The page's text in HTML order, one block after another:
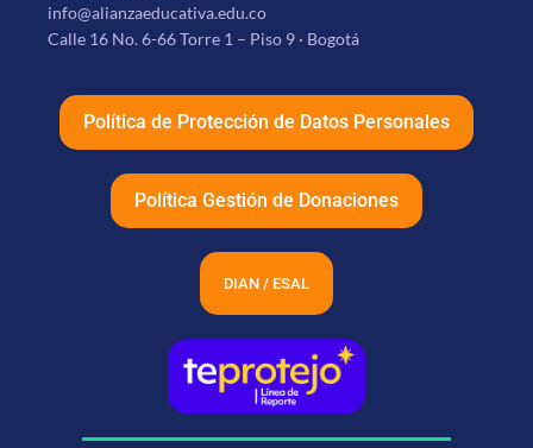
info@alianzaeducativa.edu.co
Calle 16 No. 6-66 Torre 1 – Piso 9 · Bogotá
Política de Protección de Datos Personales
Política Gestión de Donaciones
DIAN / ESAL